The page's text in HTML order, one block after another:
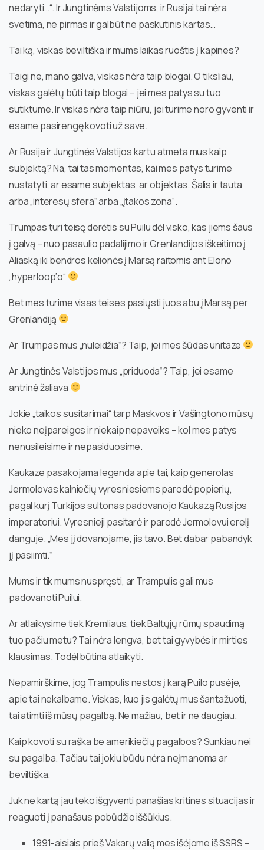
nedaryti…“. Ir Jungtinėms Valstijoms, ir Rusijai tai nėra
svetima, ne pirmas ir galbūt ne paskutinis kartas…
Tai ką, viskas beviltiška ir mums laikas ruoštis į kapines?
Taigi ne, mano galva, viskas nėra taip blogai. O tiksliau,
viskas galėtų būti taip blogai – jei mes patys su tuo
sutiktume. Ir viskas nėra taip niūru, jei turime noro gyventi ir
esame pasirengę kovoti už save.
Ar Rusija ir Jungtinės Valstijos kartu atmeta mus kaip
subjektą? Na, tai tas momentas, kai mes patys turime
nustatyti, ar esame subjektas, ar objektas. Šalis ir tauta
arba „interesų sfera“ arba „įtakos zona“.
Trumpas turi teisę derėtis su Puilu dėl visko, kas jiems šaus
į galvą – nuo pasaulio padalijimo ir Grenlandijos iškeitimo į
Aliaską iki bendros kelionės į Marsą raitomis ant Elono
„hyperloop‘o“
Bet mes turime visas teises pasiųsti juos abu į Marsą per
Grenlandiją
Ar Trumpas mus „nuleidžia“? Taip, jei mes šūdas unitaze
Ar Jungtinės Valstijos mus „priduoda“? Taip, jei esame
antrinė žaliava
Jokie „taikos susitarimai“ tarp Maskvos ir Vašingtono mūsų
nieko neįpareigos ir niekaip nepaveiks – kol mes patys
nenusileisime ir nepasiduosime.
Kaukaze pasakojama legenda apie tai, kaip generolas
Jermolovas kalniečių vyresniesiems parodė popierių,
pagal kurį Turkijos sultonas padovanojo Kaukazą Rusijos
imperatoriui. Vyresnieji pasitarė ir parodė Jermolovui erelį
danguje. „Mes jį dovanojame, jis tavo. Bet dabar pabandyk
jį pasiimti.“
Mums ir tik mums nuspręsti, ar Trampulis gali mus
padovanoti Puilui.
Ar atlaikysime tiek Kremliaus, tiek Baltųjų rūmų spaudimą
tuo pačiu metu? Tai nėra lengva, bet tai gyvybės ir mirties
klausimas. Todėl būtina atlaikyti.
Nepamirškime, jog Trampulis nestos į karą Puilo pusėje,
apie tai nekalbame. Viskas, kuo jis galėtų mus šantažuoti,
tai atimti iš mūsų pagalbą. Ne mažiau, bet ir ne daugiau.
Kaip kovoti su raška be amerikiečių pagalbos? Sunkiau nei
su pagalba. Tačiau tai jokiu būdu nėra neįmanoma ar
beviltiška.
Juk ne kartą jau teko išgyventi panašias kritines situacijas ir
reaguoti į panašaus pobūdžio iššūkius.
1991-aisiais prieš Vakarų valią mes išėjome iš SSRS –